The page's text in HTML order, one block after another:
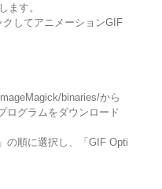
ます。
してアニメーションGIF
binaries/から
ログラムをダウンロード
の順に選択し、「GIF Opti